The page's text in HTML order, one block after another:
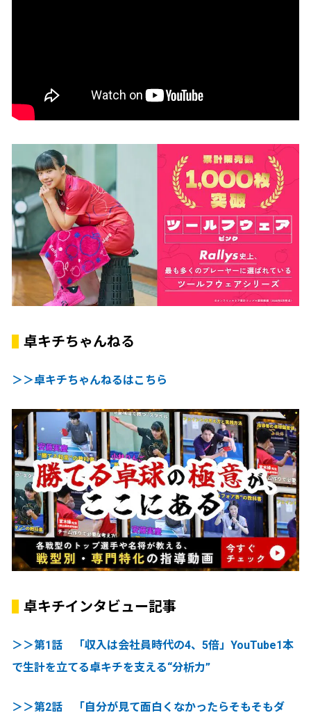
卓キチちゃんねる
＞＞卓キチちゃんねるはこちら
卓キチインタビュー記事
＞＞第1話 「収入は会社員時代の4、5倍」YouTube1本
で生計を立てる卓キチを支える“分析力”
＞＞第2話 「自分が見て面白くなかったらそもそもダ